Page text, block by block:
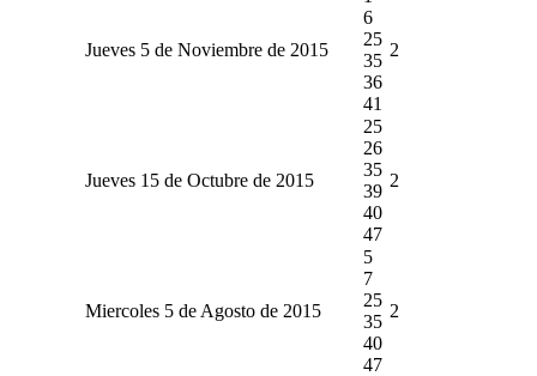
Jueves 5 de Noviembre de 2015
6
25
35
36
41
2
Jueves 15 de Octubre de 2015
25
26
35
39
40
47
2
Miercoles 5 de Agosto de 2015
5
7
25
35
40
47
2